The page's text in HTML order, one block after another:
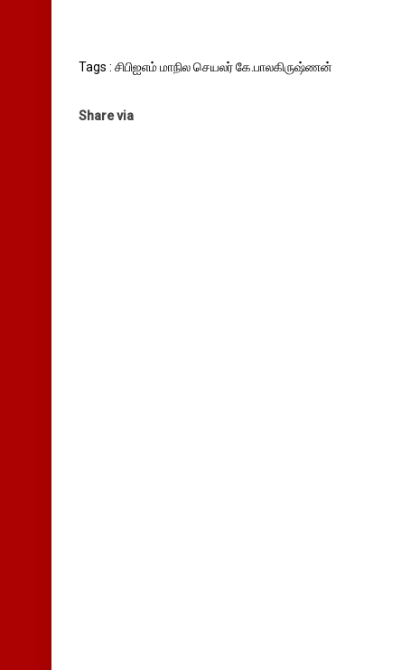
Tags : சிபிஐஎம் மாநில செயலர் கே.பாலகிருஷ்ணன்
Share via